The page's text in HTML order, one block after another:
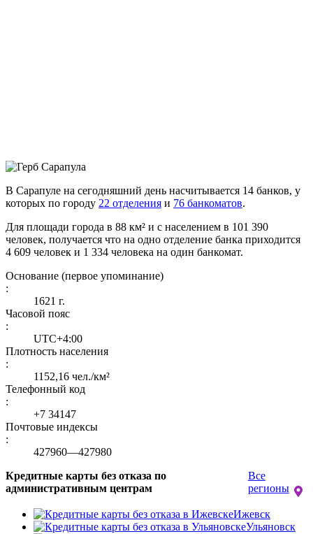
В Сарапуле на сегодняшний день насчитывается 14 банков, у
которых по городу 22 отделения и 76 банкоматов.
Для площади города в 88 км² и с населением в 101 390
человек, получается что на одно отделение банка приходится
4 609 человек и 1 334 человека на один банкомат.
Основание (первое упоминание)
:
1621 г.
Часовой пояс
:
UTC+4:00
Плотность населения
:
1152,16 чел./км²
Телефонный код
:
+7 34147
Почтовые индексы
:
427960—427980
Кредитные карты без отказа по
административным центрам
Все
регионы
Ижевск
Ульяновск